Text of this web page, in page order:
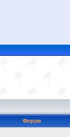
Форум